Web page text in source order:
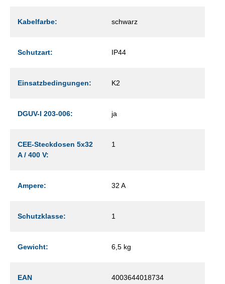
Kabelfarbe: schwarz
Schutzart: IP44
Einsatzbedingungen: K2
DGUV-I 203-006: ja
CEE-Steckdosen 5x32
A / 400 V:
1
Ampere: 32 A
Schutzklasse: 1
Gewicht: 6,5 kg
EAN 4003644018734